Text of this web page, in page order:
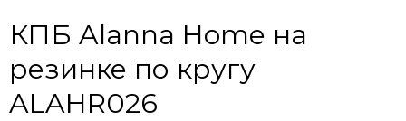
КПБ Alanna Home на
резинке по кругу
ALAHR026